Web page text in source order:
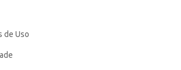
de Uso